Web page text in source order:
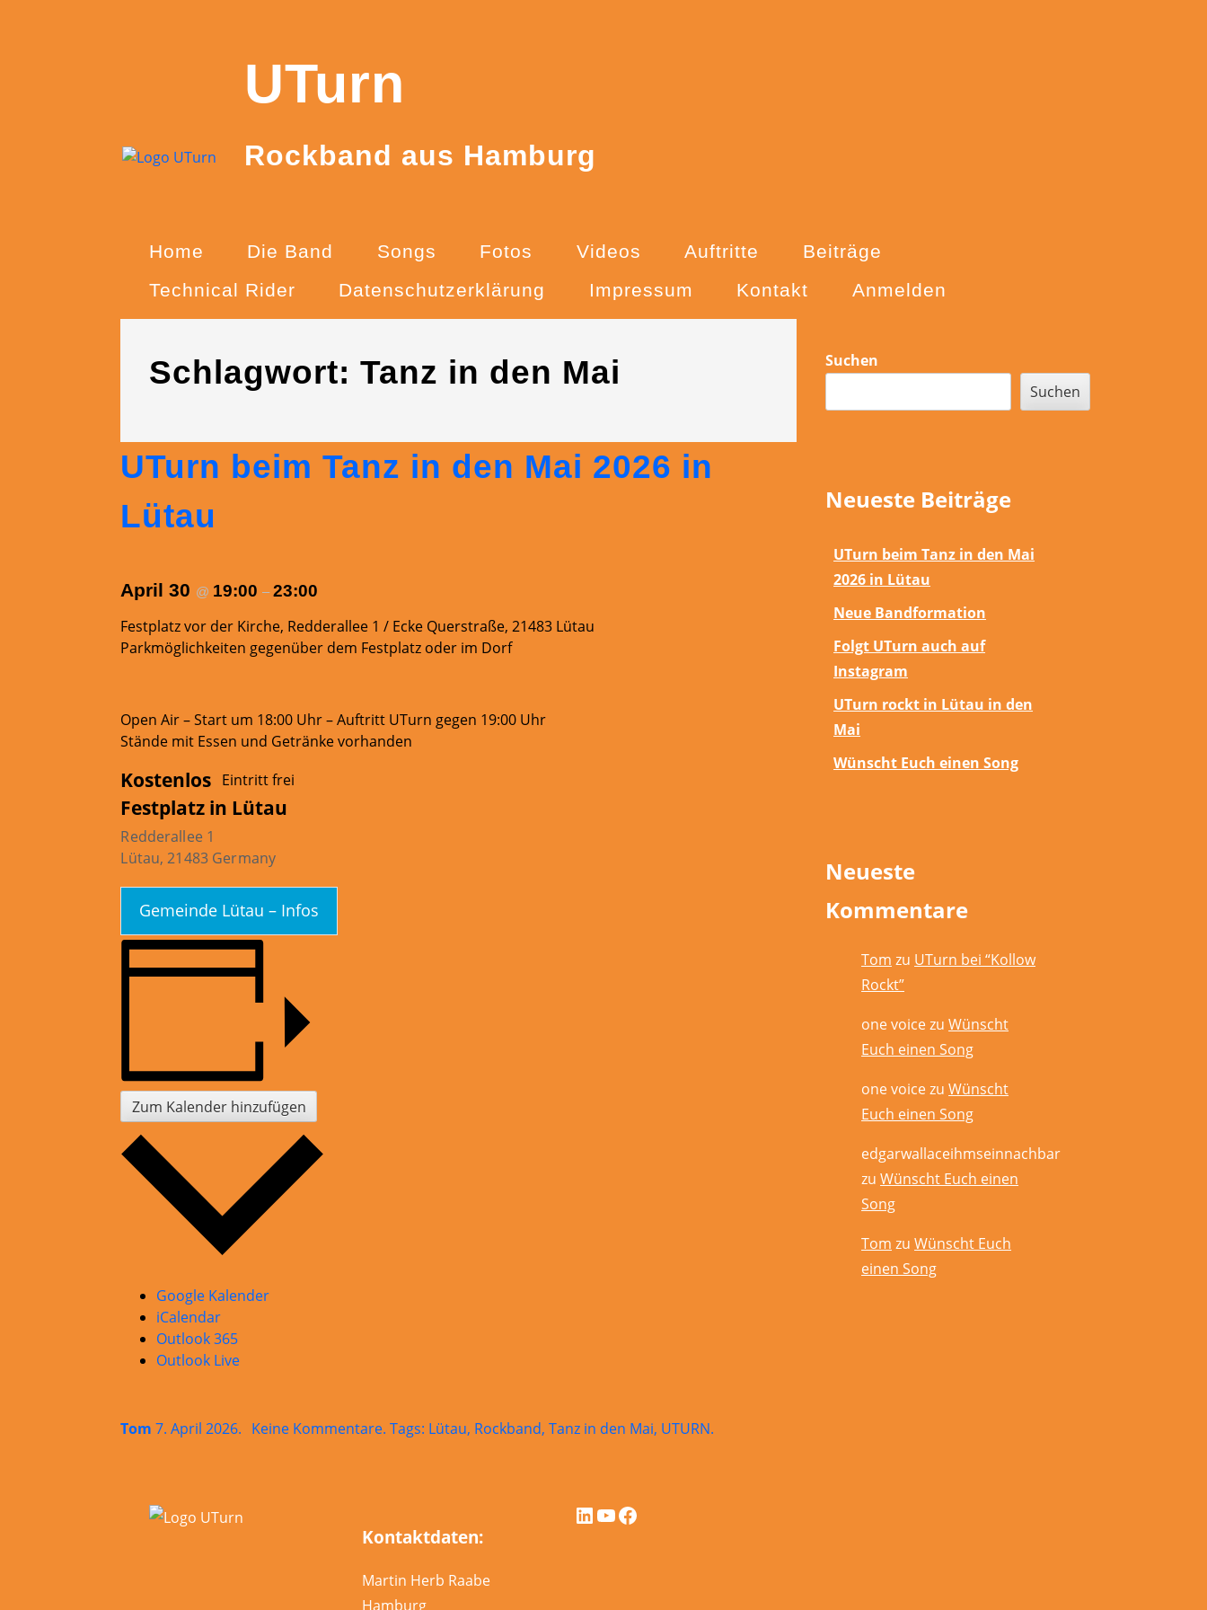
UTurn
Rockband aus Hamburg
Home Die Band Songs Fotos Videos Auftritte
Beiträge
Technical Rider
Datenschutzerklärung Impressum Kontakt Anmelden
Schlagwort:Tanz in den Mai
UTurn beim Tanz in den Mai 2026 in
Lütau
April 30 @ 19:00–23:00
Festplatz vor der Kirche, Redderallee 1 / Ecke Querstraße, 21483 Lütau
Parkmöglichkeiten gegenüber dem Festplatz oder im Dorf
Open Air – Start um 18:00 Uhr – Auftritt UTurn gegen 19:00 Uhr
Stände mit Essen und Getränke vorhanden
Kostenlos Eintritt frei
Festplatz in Lütau
Redderallee 1
Lütau, 21483 Germany
Gemeinde Lütau – Infos
Zum Kalender hinzufügen
Google Kalender
iCalendar
Outlook 365
Outlook Live
Tom 7. April 2026. Keine Kommentarezu
in
den
Mai
. Tags: Lütau, Rockband, Tanz in den Mai, UTURN.
Sidebar
Suchen
Suchen
Neueste Beiträge
UTurn beim Tanz in den Mai
2026 in Lütau
Neue Bandformation
Folgt UTurn auch auf
Instagram
UTurn rockt in Lütau in den
Mai
Wünscht Euch einen Song
Neueste
Kommentare
Tom zu UTurn bei “Kollow
Rockt”
one voicezuWünscht
Euch einen Song
one voicezuWünscht
Euch einen Song
edgarwallaceihmseinnachbar
zuWünscht Euch einen
Song
Tom zuWünscht Euch
einen Song
Kontaktdaten:
Martin Herb Raabe
Hamburg
LinkedIn
YouTube
Facebook